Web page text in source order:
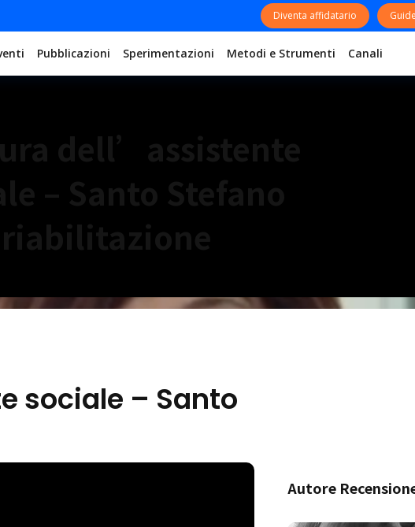
Diventa affidatario
Pubblicazioni Sperimentazioni Metodi e Strumenti Canali
sociale – Santo
Autore